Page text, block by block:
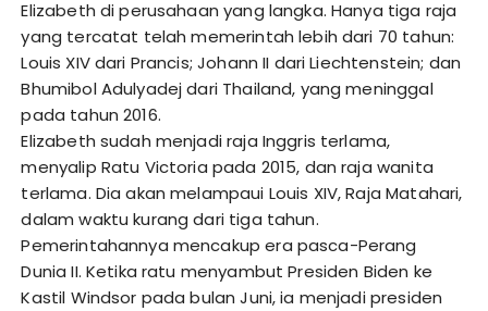
Elizabeth di perusahaan yang langka. Hanya tiga raja
yang tercatat telah memerintah lebih dari 70 tahun:
Louis XIV dari Prancis; Johann II dari Liechtenstein; dan
Bhumibol Adulyadej dari Thailand, yang meninggal
pada tahun 2016.
Elizabeth sudah menjadi raja Inggris terlama,
menyalip Ratu Victoria pada 2015, dan raja wanita
terlama. Dia akan melampaui Louis XIV, Raja Matahari,
dalam waktu kurang dari tiga tahun.
Pemerintahannya mencakup era pasca-Perang
Dunia II. Ketika ratu menyambut Presiden Biden ke
Kastil Windsor pada bulan Juni, ia menjadi presiden